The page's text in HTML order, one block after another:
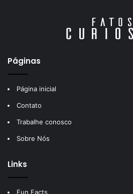
Páginas
Página inicial
Contato
Trabalhe conosco
Sobre Nós
Links
Fun Facts